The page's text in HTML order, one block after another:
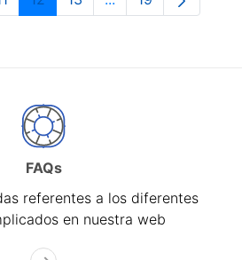
intermedias Use TAB para
PáginaPáginaPáginaPáginasPágina
FAQs
referentes a los diferentes
en nuestra web